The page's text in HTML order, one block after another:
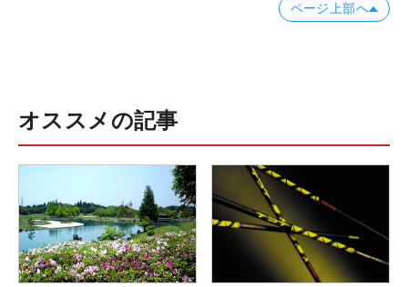
ページ上部へ
オススメの記事